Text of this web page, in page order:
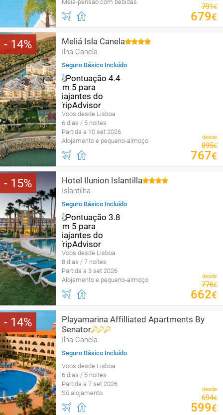
Meia-pensão com bebidas
791€
679€
14 Meliá Isla Canela
Ilha Canela
Seguro Básico Incluído
Voos desde Lisboa
6 dias / 5 noites
Partida a 10 set 2026
Alojamento e pequeno-almoço
desde
895€
767€
15 Hotel Ilunion Islantilla
Islantilha
Seguro Básico Incluído
Voos desde Lisboa
8 dias / 7 noites
Partida a 3 set 2026
Alojamento e pequeno-almoço
desde
776€
662€
14
Playamarina Affilliated Apartments By
Senator
Ilha Canela
Seguro Básico Incluído
Voos desde Lisboa
6 dias / 5 noites
Partida a 7 set 2026
Só alojamento
desde
694€
599€